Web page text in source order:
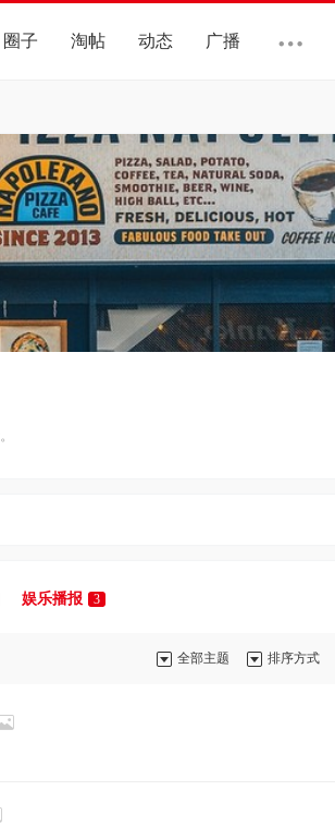
圈子 淘帖 动态 广播
娱乐播报 3
排序方式
全部主题